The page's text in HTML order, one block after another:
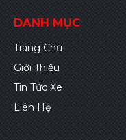
DANH MỤC
Trang Chủ
Giới Thiệu
Tin Tức Xe
Liên Hệ